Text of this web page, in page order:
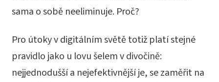
sama o sobě neeliminuje. Proč?
Pro útoky v digitálním světě totiž platí stejné
pravidlo jako u lovu šelem v divočině:
nejjednodušší a nejefektivnější je, se zaměřit na